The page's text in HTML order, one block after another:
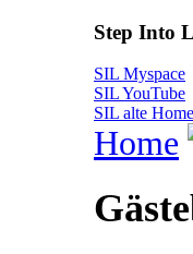
Step Into
SIL Myspace
SIL YouTube
SIL alte
Home